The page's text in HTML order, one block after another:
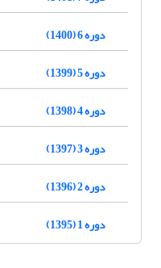
دوره 6 (1400)
دوره 5 (1399)
دوره 4 (1398)
دوره 3 (1397)
دوره 2 (1396)
دوره 1 (1395)